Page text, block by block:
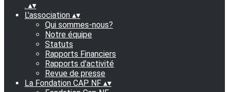
. ▴▾
L'association ▴▾
Qui sommes-nous?
Notre équipe
Statuts
Rapports Financiers
Rapports d'activité
Revue de presse
La Fondation CAP NF ▴▾